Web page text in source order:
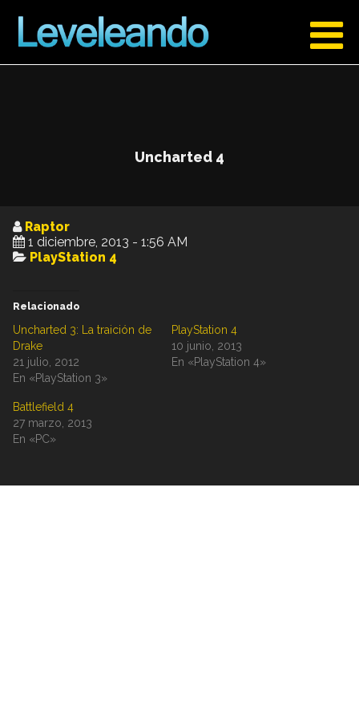
Uncharted 4
Raptor
1 diciembre, 2013 - 1:56 AM
PlayStation 4
Relacionado
Uncharted 3: La traición de
Drake
21 julio, 2012
En «PlayStation 3»
PlayStation 4
10 junio, 2013
En «PlayStation 4»
Battlefield 4
27 marzo, 2013
En «PC»